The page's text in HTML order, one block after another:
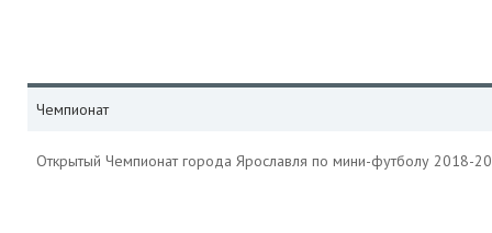
Чемпионат
Открытый Чемпионат города Ярославля по мини-футболу 2018-